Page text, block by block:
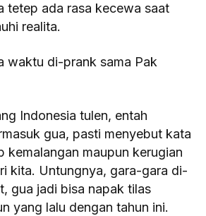
tetep ada rasa kecewa saat
realita.
waktu di-prank sama Pak
Indonesia tulen, entah
gua, pasti menyebut kata
kemalangan maupun kerugian
kita. Untungnya, gara-gara di-
gua jadi bisa napak tilas
yang lalu dengan tahun ini.